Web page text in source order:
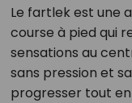
Le fartlek est une
course à pied qui
sensations au
sans pression et
progresser tout